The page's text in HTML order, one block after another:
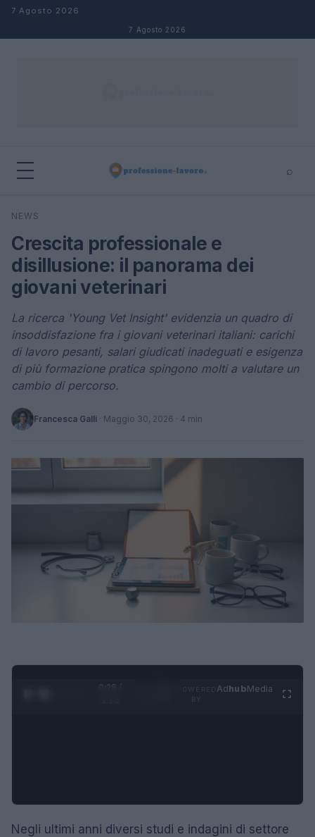
Salta al contenuto
7 Agosto 2026
7 Agosto 2026
⌕
Cerca
NEWS
Crescita professionale e
disillusione: il panorama dei
giovani veterinari
La ricerca 'Young Vet Insight' evidenzia un quadro di
insoddisfazione fra i giovani veterinari italiani: carichi
di lavoro pesanti, salari giudicati inadeguati e esigenza
di più formazione pratica spingono molti a valutare un
cambio di percorso.
Francesca Galli · Maggio 30, 2026 · 4 min
0:29 /
AdhubMedia
Negli ultimi anni diversi studi e indagini di settore